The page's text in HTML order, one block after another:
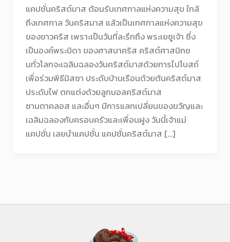
แคปชั่นคริสต์มาส ต้อนรับเทศกาลแห่งความสุข ใกล้
ถึงเทศกาล วันคริสมาส แล้วเป็นเทศกาลแห่งความสุข
ของชาวคริส เพราะเป็นวันที่ละรึกถึง พระเยซูเจ้า ซึ่ง
เป็นองค์พระบิดา ของศาสนาคริส คริสต์ศาสนิกช
นทั่วโลกจะเฉลิมฉลองวันคริสต์มาสด้วยการไปโบสถ์
เพื่อร่วมพิธีมิสซา ประดับบ้านเรือนด้วยต้นคริสต์มาส
ประดับไฟ ตกแต่งด้วยลูกบอลคริสต์มาส
ซานตาคลอส และอื่นๆ มีการแลกเปลี่ยนของขวัญและ
เฉลิมฉลองกับครอบครัวและเพื่อนฝูง วันนี้เจ้าแม่
แคปชั่น เลยนำแคปชั่น แคปชั่นคริสต์มาส […]